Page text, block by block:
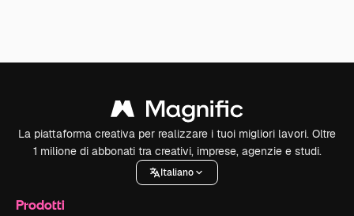
La piattaforma creativa per realizzare i tuoi migliori lavori. Oltre
1 milione di abbonati tra creativi, imprese, agenzie e studi.
Italiano
Prodotti